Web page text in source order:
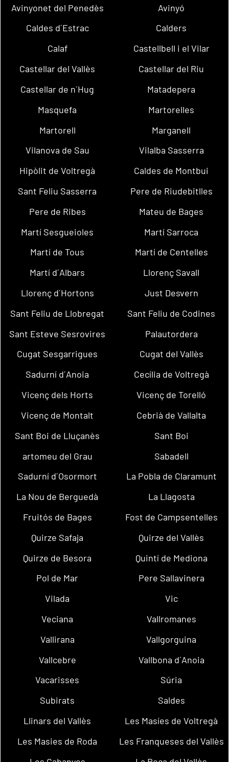
Avinyonet del Penedès
Avinyó
Caldes d´Estrac
Calders
Calaf
Castellbell i el Vilar
Castellar del Vallès
Castellar del Riu
Castellar de n´Hug
Matadepera
Masquefa
Martorelles
Martorell
Marganell
Vilanova de Sau
Vilalba Sasserra
Hipòlit de Voltregà
Caldes de Montbui
Sant Feliu Sasserra
Pere de Riudebitlles
Pere de Ribes
Mateu de Bages
Martí Sesgueioles
Martí Sarroca
Martí de Tous
Martí de Centelles
Martí d´Albars
Llorenç Savall
Llorenç d´Hortons
Just Desvern
Sant Feliu de Llobregat
Sant Feliu de Codines
Sant Esteve Sesrovires
Palautordera
Cugat Sesgarrigues
Cugat del Vallès
Sadurní d´Anoia
Cecília de Voltregà
Vicenç dels Horts
Vicenç de Torelló
Vicenç de Montalt
Cebrià de Vallalta
Sant Boi de Lluçanès
Sant Boi
artomeu del Grau
Sabadell
Sadurní d´Osormort
La Pobla de Claramunt
La Nou de Berguedà
La Llagosta
Fruitós de Bages
Fost de Campsentelles
Quirze Safaja
Quirze del Vallès
Quirze de Besora
Quintí de Mediona
Pol de Mar
Pere Sallavinera
Vilada
Vic
Veciana
Vallromanes
Vallirana
Vallgorguina
Vallcebre
Vallbona d´Anoia
Vacarisses
Súria
Subirats
Saldes
Llinars del Vallès
Les Masíes de Voltregà
Les Masies de Roda
Les Franqueses del Vallès